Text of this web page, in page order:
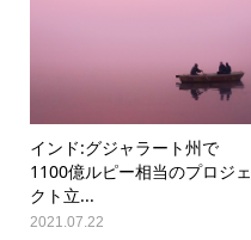
インド:グジャラート州で
1100億ルピー相当のプロジェ
クト立...
2021.07.22